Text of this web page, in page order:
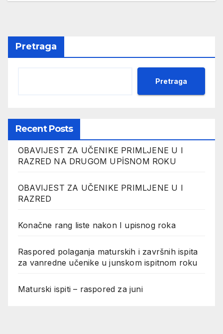
Pretraga
Pretraga
Recent Posts
OBAVIJEST ZA UČENIKE PRIMLJENE U I
RAZRED NA DRUGOM UPİSNOM ROKU
OBAVIJEST ZA UČENIKE PRIMLJENE U I
RAZRED
Konačne rang liste nakon I upisnog roka
Raspored polaganja maturskih i završnih ispita
za vanredne učenike u junskom ispitnom roku
Maturski ispiti – raspored za juni